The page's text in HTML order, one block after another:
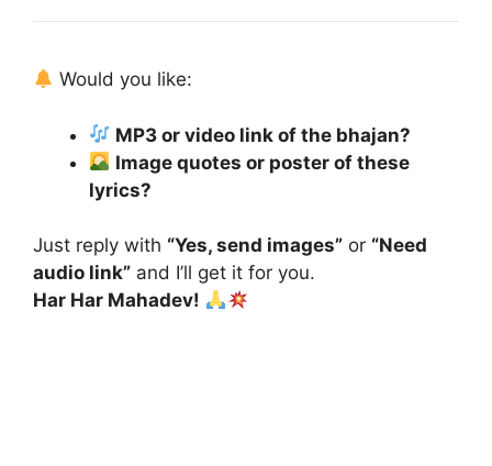
Would you like:
MP3 or video link of the bhajan?
Image quotes or poster of these
lyrics?
Just reply with “Yes, send images” or “Need
audio link” and I’ll get it for you.
Har Har Mahadev!